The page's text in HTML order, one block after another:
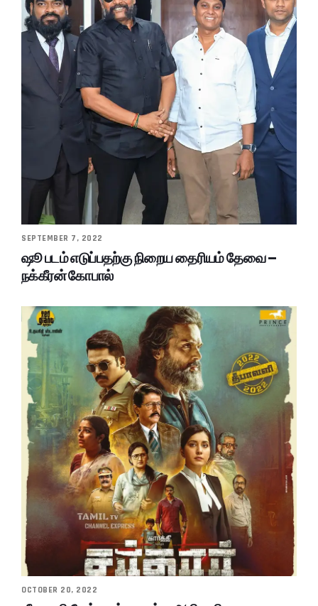
SEPTEMBER 7, 2022
ஷூ படம் எடுப்பதற்கு நிறைய தைரியம் தேவை –
நக்கீரன் கோபால்
OCTOBER 20, 2022